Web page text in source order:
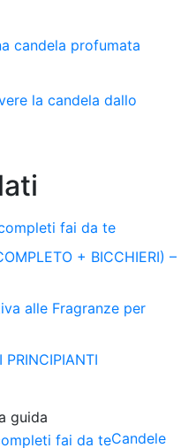
candela profumata
la candela dallo
fai da te
+ BICCHIERI) –
alle Fragranze per
PRINCIPIANTI
guida
Candele